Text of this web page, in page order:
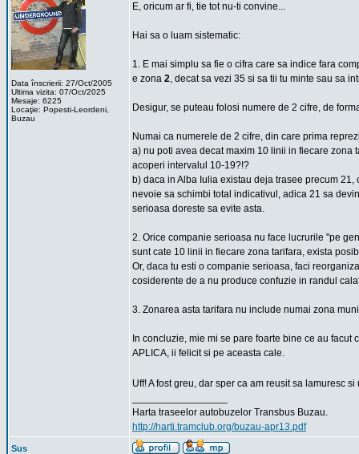
Data înscrierii: 27/Oct/2005
Ultima vizita: 07/Oct/2025
Mesaje: 6225
Locaţie: Popesti-Leordeni,
Buzau
E, oricum ar fi, tie tot nu-ti convine...
Hai sa o luam sistematic:
1. E mai simplu sa fie o cifra care sa indice fara
e zona 2, decat sa vezi 35 si sa tii tu minte sau sa
Desigur, se puteau folosi numere de 2 cifre, de
Numai ca numerele de 2 cifre, din care prima
a) nu poti avea decat maxim 10 linii in fiecare zona
acoperi intervalul 10-19?!?
b) daca in Alba Iulia existau deja trasee precum
nevoie sa schimbi total indicativul, adica 21 sa
serioasa doreste sa evite asta.
2. Orice companie serioasa nu face lucrurile "pe
sunt cate 10 linii in fiecare zona tarifara, exista
Or, daca tu esti o companie serioasa, faci
cosiderente de a nu produce confuzie in randul
3. Zonarea asta tarifara nu include numai zona
In concluzie, mie mi se pare foarte bine ce au
APLICA, ii felicit si pe aceasta cale.
Uff! A fost greu, dar sper ca am reusit sa lamuresc
Harta traseelor autobuzelor Transbus Buzau.
http://harti.tramclub.org/buzau-apr13.pdf
Sus